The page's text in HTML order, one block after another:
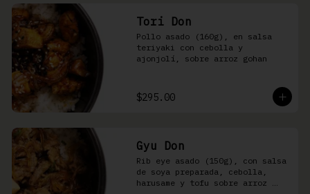
Tori Don
Pollo asado (160g), en salsa
teriyaki con cebolla y
ajonjolí, sobre arroz gohan
$295.00
Gyu Don
Rib eye asado (150g), con salsa
de soya preparada, cebolla,
harusame y tofu sobre arroz